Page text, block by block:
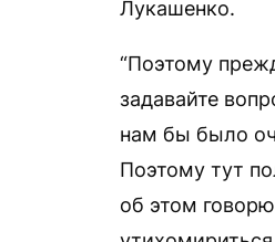
Лукашенко.
“Поэтому
задавайте
нам бы было
Поэтому тут
об этом